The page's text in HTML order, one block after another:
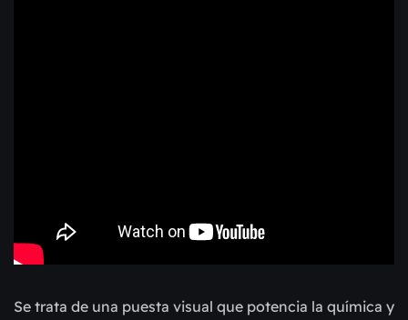
Se trata de una puesta visual que potencia la química y